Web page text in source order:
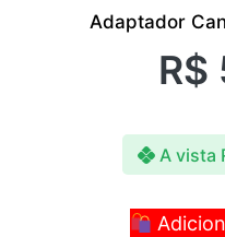
Adaptador
R$
A vista